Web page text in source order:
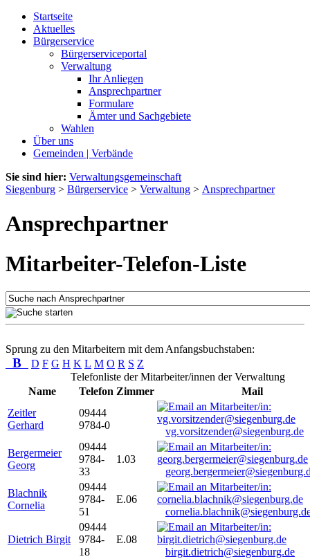
Startseite
Aktuelles
Bürgerservice
Bürgerserviceportal
Verwaltung
Ihr Anliegen
Ansprechpartner
Formulare
Ämter und Sachgebiete
Wahlen
Über uns
Gemeinden | Verbände
Sie sind hier: Verwaltungsgemeinschaft
Siegenburg > Bürgerservice > Verwaltung > Ansprechpartner
Ansprechpartner
Mitarbeiter-Telefon-Liste
Sprung zu den Mitarbeitern mit dem Anfangsbuchstaben:
B D F G H K L M O R S Z
Telefonliste der Mitarbeiter/innen der Verwaltung
Name
Telefon Zimmer
Mail
Zeitler
Gerhard
09444
9784-0
vg.vorsitzender@siegenburg.de
Bergermeier
Georg
09444
9784-
33
1.03
Blachnik
Cornelia
09444
9784-
51
E.06
Dietrich Birgit
09444
9784-
18
E.08
birgit.dietrich@siegenburg.de